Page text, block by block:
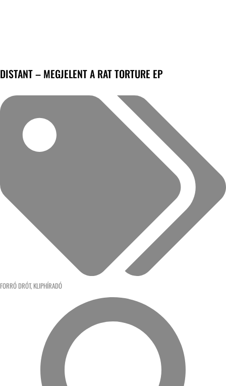
DISTANT – MEGJELENT A RAT TORTURE EP
FORRÓ DRÓT, KLIPHÍRADÓ